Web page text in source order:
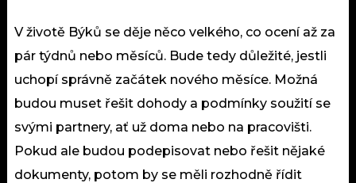
V životě Býků se děje něco velkého, co ocení až za
pár týdnů nebo měsíců. Bude tedy důležité, jestli
uchopí správně začátek nového měsíce. Možná
budou muset řešit dohody a podmínky soužití se
svými partnery, ať už doma nebo na pracovišti.
Pokud ale budou podepisovat nebo řešit nějaké
dokumenty, potom by se měli rozhodně řídit